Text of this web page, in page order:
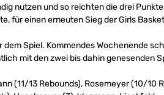
nutzen und so reichten die drei
für einen erneuten Sieg der Girls
dem Spiel. Kommendes Wochenende
mit den zwei bis dahin genesenden
(11/13 Rebounds), Rosemeyer (10/